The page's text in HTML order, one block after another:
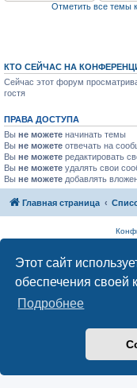
Этот сайт
обеспечения своей
Подробнее
Отметить все темы
КТО СЕЙЧАС НА
Сейчас этот форум
гостя
ПРАВА ДОСТУПА
Вы не можете начинать темы
Вы не можете отвечать на
Вы не можете редактировать
Вы не можете удалять свои
Вы не можете добавлять
Главная страница